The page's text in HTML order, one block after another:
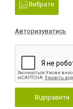
Вибрати
Авторизуватись
Відправити